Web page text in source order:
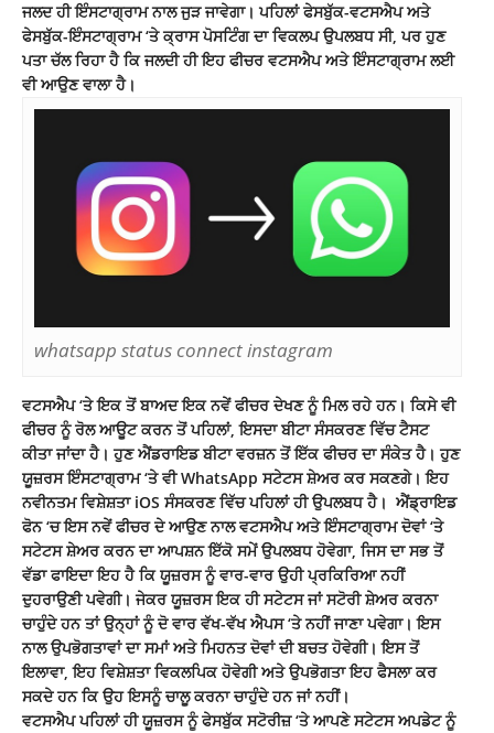
ਜਲਦ ਹੀ ਇੰਸਟਾਗ੍ਰਾਮ ਨਾਲ ਜੁੜ ਜਾਵੇਗਾ। ਪਹਿਲਾਂ ਫੇਸਬੁੱਕ-ਵਟਸਐਪ ਅਤੇ
ਫੇਸਬੁੱਕ-ਇੰਸਟਾਗ੍ਰਾਮ ‘ਤੇ ਕ੍ਰਾਸ ਪੋਸਟਿੰਗ ਦਾ ਵਿਕਲਪ ਉਪਲਬਧ ਸੀ, ਪਰ ਹੁਣ
ਪਤਾ ਚੱਲ ਰਿਹਾ ਹੈ ਕਿ ਜਲਦੀ ਹੀ ਇਹ ਫੀਚਰ ਵਟਸਐਪ ਅਤੇ ਇੰਸਟਾਗ੍ਰਾਮ ਲਈ
ਵੀ ਆਉਣ ਵਾਲਾ ਹੈ।
whatsapp status connect instagram
ਵਟਸਐਪ ‘ਤੇ ਇਕ ਤੋਂ ਬਾਅਦ ਇਕ ਨਵੇਂ ਫੀਚਰ ਦੇਖਣ ਨੂੰ ਮਿਲ ਰਹੇ ਹਨ। ਕਿਸੇ ਵੀ
ਫੀਚਰ ਨੂੰ ਰੋਲ ਆਊਟ ਕਰਨ ਤੋਂ ਪਹਿਲਾਂ, ਇਸਦਾ ਬੀਟਾ ਸੰਸਕਰਣ ਵਿੱਚ ਟੈਸਟ
ਕੀਤਾ ਜਾਂਦਾ ਹੈ। ਹੁਣ ਐਂਡਰਾਇਡ ਬੀਟਾ ਵਰਜ਼ਨ ਤੋਂ ਇੱਕ ਫੀਚਰ ਦਾ ਸੰਕੇਤ ਹੈ। ਹੁਣ
ਯੂਜ਼ਰਸਇੰਸਟਾਗ੍ਰਾਮ‘ਤੇ ਵੀ WhatsApp ਸਟੇਟਸ ਸ਼ੇਅਰ ਕਰ ਸਕਣਗੇ। ਇਹ
ਨਵੀਨਤਮ ਵਿਸ਼ੇਸ਼ਤਾ iOS ਸੰਸਕਰਣ ਵਿੱਚ ਪਹਿਲਾਂ ਹੀ ਉਪਲਬਧ ਹੈ। ਐਂਡ੍ਰਾਇਡ
ਫੋਨ ‘ਚ ਇਸ ਨਵੇਂ ਫੀਚਰ ਦੇ ਆਉਣ ਨਾਲ ਵਟਸਐਪ ਅਤੇ ਇੰਸਟਾਗ੍ਰਾਮ ਦੋਵਾਂ ‘ਤੇ
ਸਟੇਟਸ ਸ਼ੇਅਰ ਕਰਨ ਦਾ ਆਪਸ਼ਨ ਇੱਕੋ ਸਮੇਂ ਉਪਲਬਧ ਹੋਵੇਗਾ, ਜਿਸ ਦਾ ਸਭ ਤੋਂ
ਵੱਡਾ ਫਾਇਦਾ ਇਹ ਹੈ ਕਿ ਯੂਜ਼ਰਸ ਨੂੰ ਵਾਰ-ਵਾਰ ਉਹੀ ਪ੍ਰਕਿਰਿਆ ਨਹੀਂ
ਦੁਹਰਾਉਣੀ ਪਵੇਗੀ। ਜੇਕਰ ਯੂਜ਼ਰਸ ਇਕ ਹੀ ਸਟੇਟਸ ਜਾਂ ਸਟੋਰੀ ਸ਼ੇਅਰ ਕਰਨਾ
ਚਾਹੁੰਦੇ ਹਨ ਤਾਂ ਉਨ੍ਹਾਂ ਨੂੰ ਦੋ ਵਾਰ ਵੱਖ-ਵੱਖ ਐਪਸ ‘ਤੇ ਨਹੀਂ ਜਾਣਾ ਪਵੇਗਾ। ਇਸ
ਨਾਲ ਉਪਭੋਗਤਾਵਾਂ ਦਾ ਸਮਾਂ ਅਤੇ ਮਿਹਨਤ ਦੋਵਾਂ ਦੀ ਬਚਤ ਹੋਵੇਗੀ। ਇਸ ਤੋਂ
ਇਲਾਵਾ, ਇਹ ਵਿਸ਼ੇਸ਼ਤਾ ਵਿਕਲਪਿਕ ਹੋਵੇਗੀ ਅਤੇ ਉਪਭੋਗਤਾ ਇਹ ਫੈਸਲਾ ਕਰ
ਸਕਦੇ ਹਨ ਕਿ ਉਹ ਇਸਨੂੰ ਚਾਲੂ ਕਰਨਾ ਚਾਹੁੰਦੇ ਹਨ ਜਾਂ ਨਹੀਂ।
ਵਟਸਐਪ ਪਹਿਲਾਂ ਹੀ ਯੂਜ਼ਰਸ ਨੂੰ ਫੇਸਬੁੱਕ ਸਟੋਰੀਜ਼ ‘ਤੇ ਆਪਣੇ ਸਟੇਟਸ ਅਪਡੇਟ ਨੂੰ